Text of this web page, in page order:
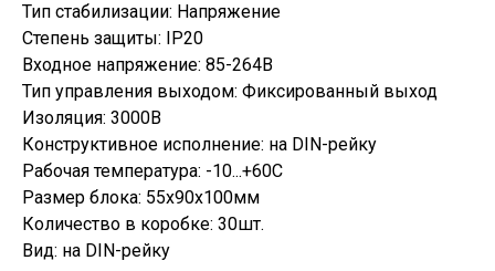
Тип стабилизации: Напряжение
Степень защиты: IP20
Входное напряжение: 85-264В
Тип управления выходом: Фиксированный выход
Изоляция: 3000В
Конструктивное исполнение: на DIN-рейку
Рабочая температура: -10...+60С
Размер блока: 55х90х100мм
Количество в коробке: 30шт.
Вид: на DIN-рейку